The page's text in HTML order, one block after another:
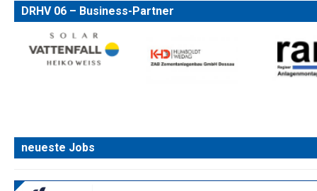
DRHV 06 – Business-Partner
neueste Jobs